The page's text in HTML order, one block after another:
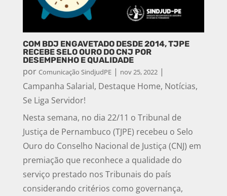
COM BDJ ENGAVETADO DESDE 2014, TJPE
RECEBE SELO OURO DO CNJ POR
DESEMPENHO E QUALIDADE
por Comunicação SindjudPE| nov 25, 2022|
Campanha Salarial, Destaque Home, Notícias,
Se Liga Servidor!
Nesta semana, no dia 22/11 o Tribunal de
Justiça de Pernambuco (TJPE) recebeu o Selo
Ouro do Conselho Nacional de Justiça (CNJ) em
premiação que reconhece a qualidade do
serviço prestado nos Tribunais do país
considerando critérios como governança,